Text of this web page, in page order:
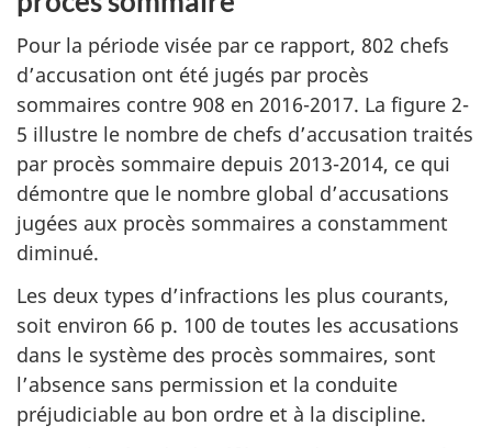
Pour la période visée par ce rapport, 802 chefs
d’accusation ont été jugés par procès
sommaires contre 908 en 2016-2017. La figure 2-
5 illustre le nombre de chefs d’accusation traités
par procès sommaire depuis 2013-2014, ce qui
démontre que le nombre global d’accusations
jugées aux procès sommaires a constamment
diminué.
Les deux types d’infractions les plus courants,
soit environ 66 p. 100 de toutes les accusations
dans le système des procès sommaires, sont
l’absence sans permission et la conduite
préjudiciable au bon ordre et à la discipline.